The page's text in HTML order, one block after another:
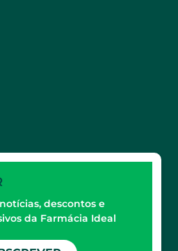
descontos e
da Farmácia Ideal